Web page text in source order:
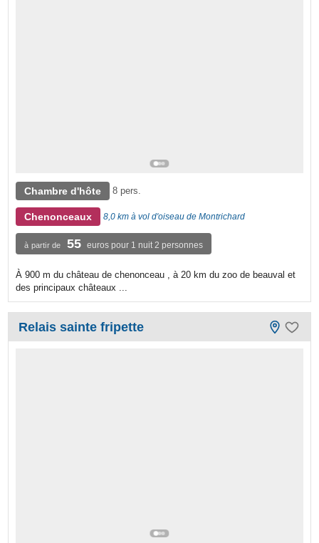
Chambre d'hôte 8 pers.
Chenonceaux 8,0 km à vol d'oiseau de Montrichard
à partir de 55 euros pour 1 nuit 2 personnes
À 900 m du château de chenonceau , à 20 km du zoo de beauval et
des principaux châteaux ...
Relais sainte fripette